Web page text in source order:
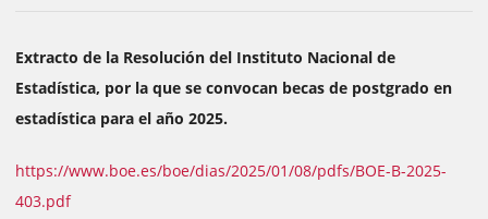
Extracto de la Resolución del Instituto Nacional de
Estadística, por la que se convocan becas de postgrado en
estadística para el año 2025.
https://www.boe.es/boe/dias/2025/01/08/pdfs/BOE-B-2025-
403.pdf